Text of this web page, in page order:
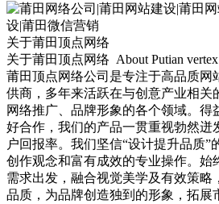
关于莆田顶点网络
关于莆田顶点网络 About Putian
莆田顶点网络公司是专注于高品质网
供商，多年来活跃在与创意产业相关
网络推广、品牌形象的各个领域。得
好合作，我们的产品一贯重视勃然迸
户回报率。我们坚信“设计提升品质”
创作观念和富有成效的专业操作。始
需求出发，融合视觉美学及有效策略
品质，为品牌创造独到的形象，拓展